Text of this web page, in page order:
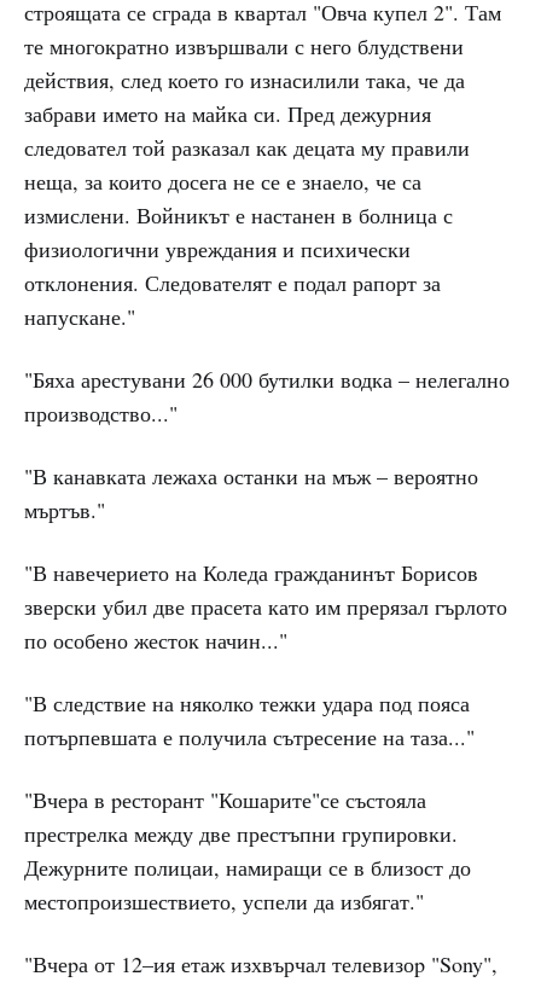
строящата се сграда в квартал "Овча купел 2". Там
те многократно извършвали с него блудствени
действия, след което го изнасилили така, че да
забрави името на майка си. Пред дежурния
следовател той разказал как децата му правили
неща, за които досега не се е знаело, че са
измислени. Войникът е настанен в болница с
физиологични увреждания и психически
отклонения. Следователят е подал рапорт за
напускане."
"Бяха арестувани 26 000 бутилки водка – нелегално
производство..."
"В канавката лежаха останки на мъж – вероятно
мъртъв."
"В навечерието на Коледа гражданинът Борисов
зверски убил две прасета като им прерязал гърлото
по особено жесток начин..."
"В следствие на няколко тежки удара под пояса
потърпевшата е получила сътресение на таза..."
"Вчеpа в pестоpант "Кошарите"се състояла
престрелка между две престъпни групировки.
Дежурните полицаи, намиращи се в близост до
местопроизшествието, успели да избягат."
"Вчеpа от 12–ия етаж изхвърчал телевизоp "Sony",